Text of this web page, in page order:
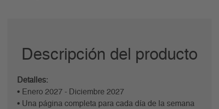
Descripción del producto
Detalles:
• Enero 2027 - Diciembre 2027
• Una página completa para cada día de la semana